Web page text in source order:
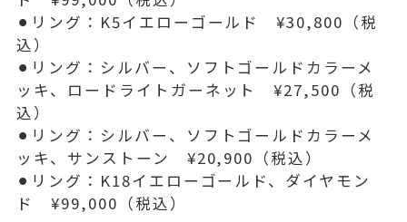
⚫︎リング：K5イエローゴールド ¥30,800（税
込）
⚫︎リング：シルバー、ソフトゴールドカラーメ
ッキ、ロードライトガーネット ¥27,500（税
込）
⚫︎リング：シルバー、ソフトゴールドカラーメ
ッキ、サンストーン ¥20,900（税込）
⚫︎リング：K18イエローゴールド、ダイヤモン
ド ¥99,000（税込）